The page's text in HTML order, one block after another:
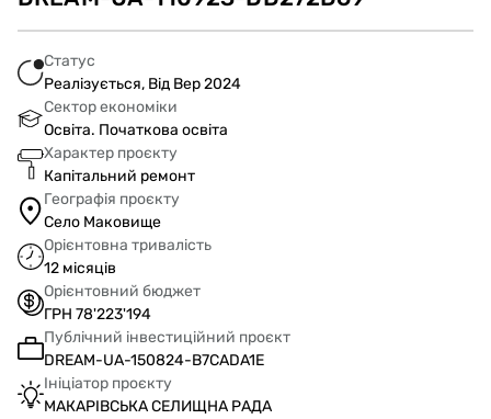
Статус
Реалізується, Від Вер 2024
Сектор економіки
Освіта. Початкова освіта
Характер проєкту
Капітальний ремонт
Географія проєкту
Село Маковище
Орієнтовна тривалість
12 місяців
Орієнтовний бюджет
ГРН 78'223'194
Публічний інвестиційний проєкт
DREAM-UA-150824-B7CADA1E
Ініціатор проєкту
МАКАРІВСЬКА СЕЛИЩНА РАДА